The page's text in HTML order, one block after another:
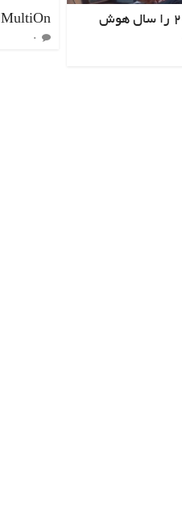
بیل گیتس ۲۰۲۴ را سال هوش
MultiOn
۰